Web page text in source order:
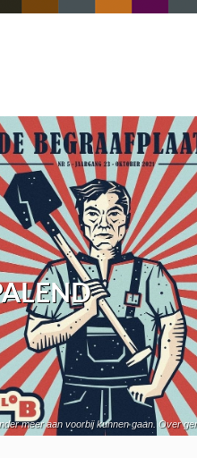
meer aan voorbij kunnen gaan. Over